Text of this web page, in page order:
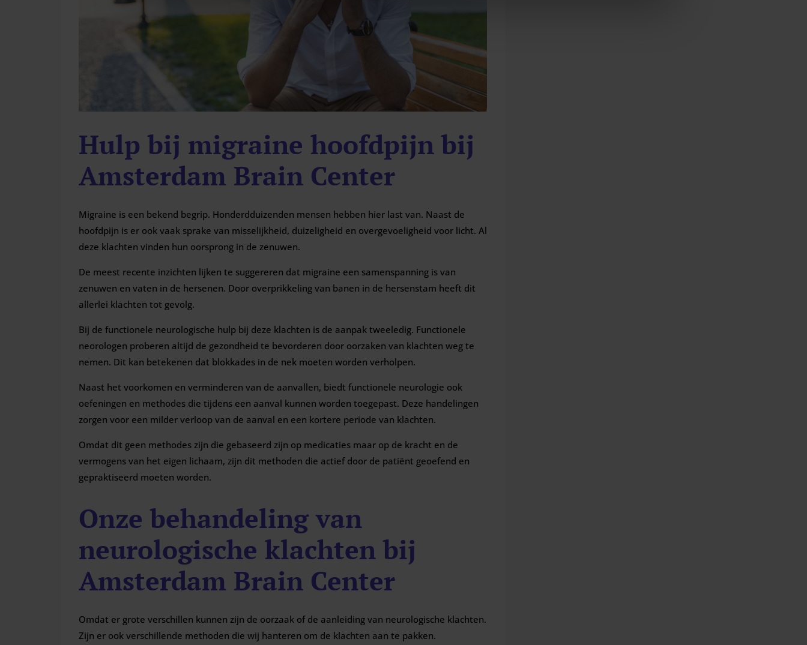
Hulp bij migraine hoofdpijn bij
Amsterdam Brain Center
Migraine is een bekend begrip. Honderdduizenden mensen hebben hier last van. Naast de
hoofdpijn is er ook vaak sprake van misselijkheid, duizeligheid en overgevoeligheid voor licht. Al
deze klachten vinden hun oorsprong in de zenuwen.
De meest recente inzichten lijken te suggereren dat migraine een samenspanning is van
zenuwen en vaten in de hersenen. Door overprikkeling van banen in de hersenstam heeft dit
allerlei klachten tot gevolg.
Bij de functionele neurologische hulp bij deze klachten is de aanpak tweeledig. Functionele
neorologen proberen altijd de gezondheid te bevorderen door oorzaken van klachten weg te
nemen. Dit kan betekenen dat blokkades in de nek moeten worden verholpen.
Naast het voorkomen en verminderen van de aanvallen, biedt functionele neurologie ook
oefeningen en methodes die tijdens een aanval kunnen worden toegepast. Deze handelingen
zorgen voor een milder verloop van de aanval en een kortere periode van klachten.
Omdat dit geen methodes zijn die gebaseerd zijn op medicaties maar op de kracht en de
vermogens van het eigen lichaam, zijn dit methoden die actief door de patiënt geoefend en
gepraktiseerd moeten worden.
Onze behandeling van
neurologische klachten bij
Amsterdam Brain Center
Omdat er grote verschillen kunnen zijn de oorzaak of de aanleiding van neurologische klachten.
Zijn er ook verschillende methoden die wij hanteren om de klachten aan te pakken.